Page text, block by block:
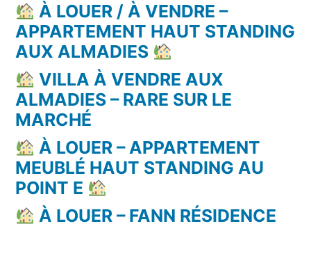
À LOUER / À VENDRE –
APPARTEMENT HAUT STANDING
AUX ALMADIES
VILLA À VENDRE AUX
ALMADIES – RARE SUR LE
MARCHÉ
À LOUER – APPARTEMENT
MEUBLÉ HAUT STANDING AU
POINT E
À LOUER – FANN RÉSIDENCE